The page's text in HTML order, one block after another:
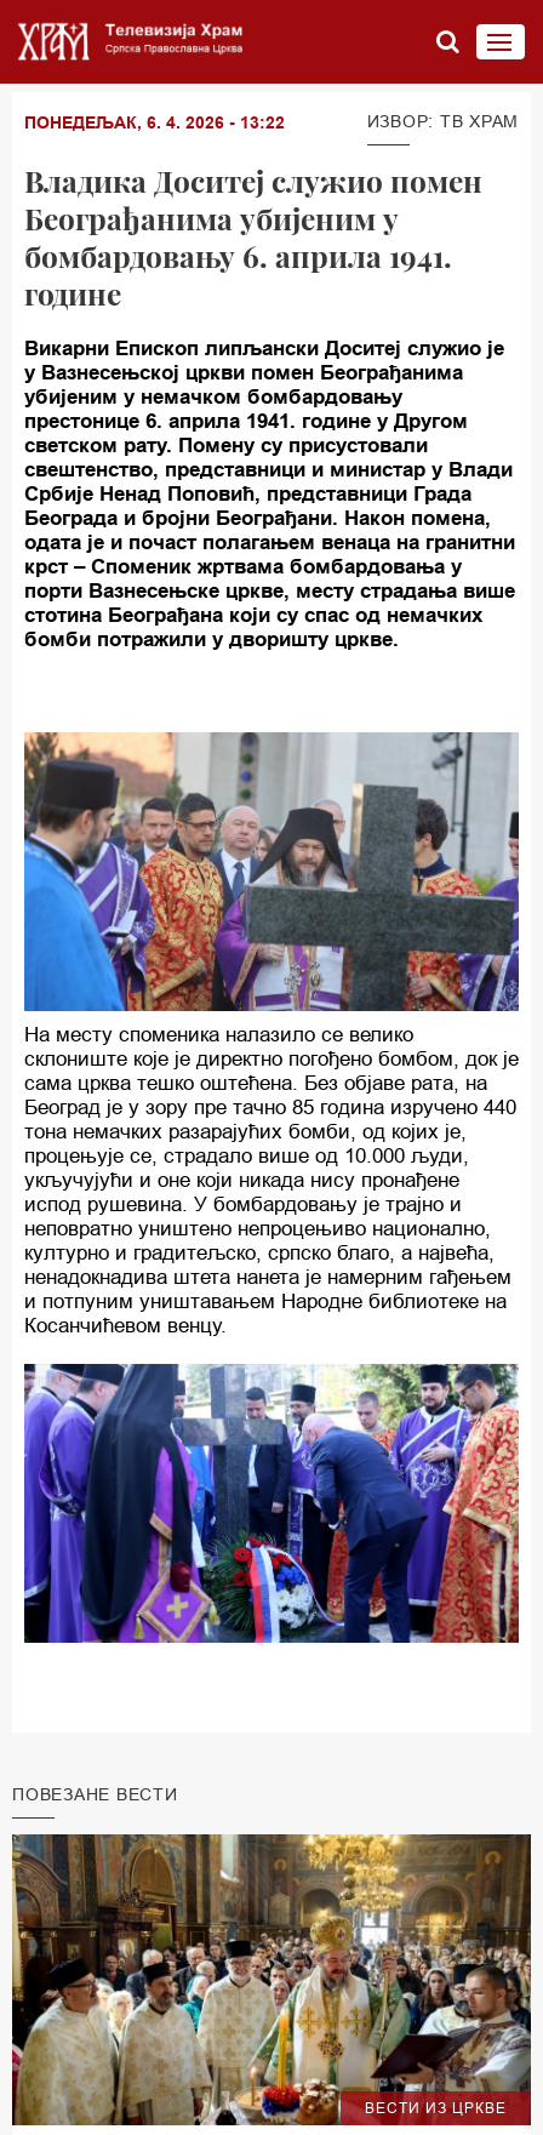
ПОНЕДЕЉАК, 6. 4. 2026 - 13:22 ИЗВОР: TВ ХРАМ
Владика Доситеј служио помен
Београђанима убијеним у
бомбардовању 6. априла 1941.
године
Викарни Епископ липљански Доситеј служио је
у Вазнесењској цркви помен Београђанима
убијеним у немачком бомбардовању
престонице 6. априла 1941. године у Другом
светском рату. Помену су присустовали
свештенство, представници и министар у Влади
Србије Ненад Поповић, представници Града
Београда и бројни Београђани. Након помена,
одата је и почаст полагањем венаца на гранитни
крст – Споменик жртвама бомбардовања у
порти Вазнесењске цркве, месту страдања више
стотина Београђана који су спас од немачких
бомби потражили у дворишту цркве.
На месту споменика налазило се велико
склониште које је директно погођено бомбом, док је
сама црква тешко оштећена. Без објаве рата, на
Београд је у зору пре тачно 85 година изручено 440
тона немачких разарајућих бомби, од којих је,
процењује се, страдало више од 10.000 људи,
укључујући и оне који никада нису пронађене
испод рушевина. У бомбардовању је трајно и
неповратно уништено непроцењиво национално,
културно и градитељско, српско благо, а највећа,
ненадокнадива штета нанета је намерним гађењем
и потпуним уништавањем Народне библиотеке на
Косанчићевом венцу.
ПОВЕЗАНЕ ВЕСТИ
ВЕСТИ ИЗ ЦРКВЕ